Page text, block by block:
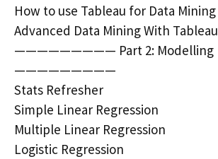
How to use Tableau for Data Mining
Advanced Data Mining With Tableau
————————— Part 2: Modelling
—————————
Stats Refresher
Simple Linear Regression
Multiple Linear Regression
Logistic Regression